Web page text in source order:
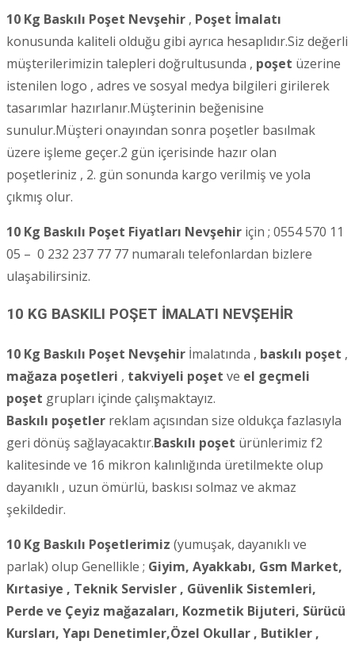
10 Kg Baskılı Poşet Nevşehir , Poşet İmalatı
konusunda kaliteli olduğu gibi ayrıca hesaplıdır.Siz değerli
müşterilerimizin talepleri doğrultusunda , poşet üzerine
istenilen logo , adres ve sosyal medya bilgileri girilerek
tasarımlar hazırlanır.Müşterinin beğenisine
sunulur.Müşteri onayından sonra poşetler basılmak
üzere işleme geçer.2 gün içerisinde hazır olan
poşetleriniz , 2. gün sonunda kargo verilmiş ve yola
çıkmış olur.
10 Kg Baskılı Poşet Fiyatları Nevşehir için ; 0554 570 11
05 – 0 232 237 77 77 numaralı telefonlardan bizlere
ulaşabilirsiniz.
10 KG BASKILI POŞET İMALATI NEVŞEHİR
10 Kg Baskılı Poşet Nevşehir İmalatında , baskılı poşet ,
mağaza poşetleri , takviyeli poşet ve el geçmeli
poşet grupları içinde çalışmaktayız.
Baskılı poşetler reklam açısından size oldukça fazlasıyla
geri dönüş sağlayacaktır.Baskılı poşet ürünlerimiz f2
kalitesinde ve 16 mikron kalınlığında üretilmekte olup
dayanıklı , uzun ömürlü, baskısı solmaz ve akmaz
şekildedir.
10 Kg Baskılı Poşetlerimiz (yumuşak, dayanıklı ve
parlak) olup Genellikle ; Giyim, Ayakkabı, Gsm Market,
Kırtasiye , Teknik Servisler , Güvenlik Sistemleri,
Perde ve Çeyiz mağazaları, Kozmetik Bijuteri, Sürücü
Kursları, Yapı Denetimler,Özel Okullar , Butikler ,